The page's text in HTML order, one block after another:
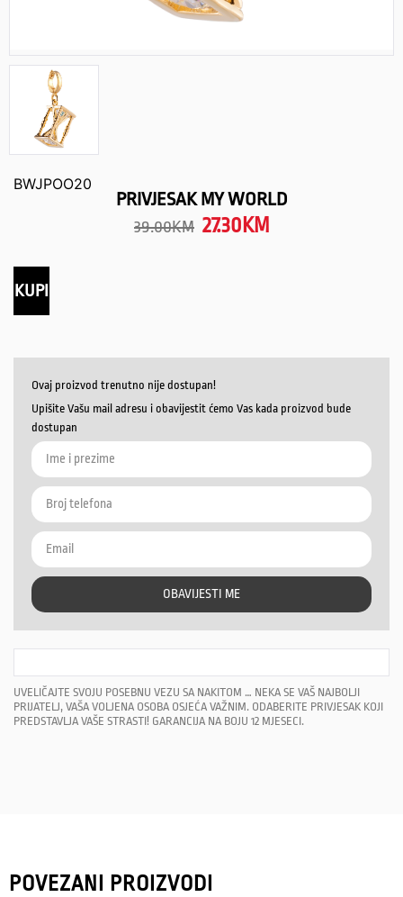
BWJPOO20
PRIVJESAK MY WORLD
39.00KM 27.30 KM
KUPI
Ovaj proizvod trenutno nije dostupan!
Upišite Vašu mail adresu i obavijestit ćemo Vas kada proizvod bude
dostupan
OBAVIJESTI ME
UVELIČAJTE SVOJU POSEBNU VEZU SA NAKITOM … NEKA SE VAŠ NAJBOLJI
PRIJATELJ, VAŠA VOLJENA OSOBA OSJEĆA VAŽNIM. ODABERITE PRIVJESAK KOJI
PREDSTAVLJA VAŠE STRASTI! GARANCIJA NA BOJU 12 MJESECI.
POVEZANI PROIZVODI